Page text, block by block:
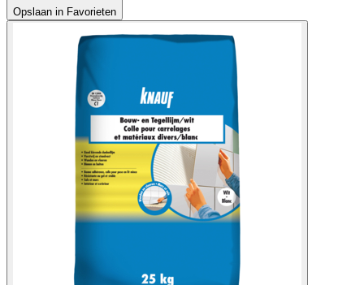
Opslaan in Favorieten